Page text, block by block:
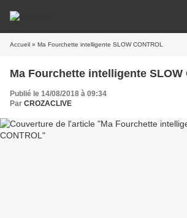
Accueil » Ma Fourchette intelligente SLOW CONTROL
Ma Fourchette intelligente SLOW
Publié le 14/08/2018 à 09:34
Par CROZACLIVE